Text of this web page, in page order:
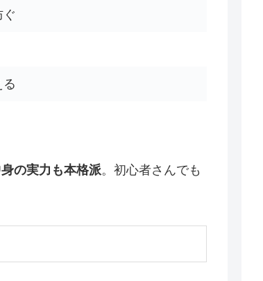
の実力も本格派。初心者さんでも